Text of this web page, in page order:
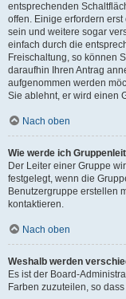
entsprechenden
offen. Einige erfordern
sein und weitere sogar
einfach durch die
Freischaltung, so können
daraufhin Ihren Antrag
aufgenommen werden
Sie ablehnt, er wird einen
Nach oben
Wie werde ich
Der Leiter einer Gruppe
festgelegt, wenn die
Benutzergruppe erstellen
kontaktieren.
Nach oben
Weshalb werden
Es ist der Board-
Farben zuzuteilen, so